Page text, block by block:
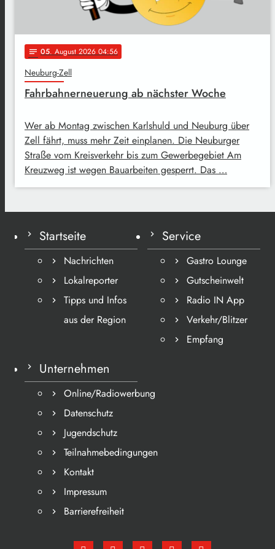
notes 05. August 2026 04:56
Neuburg-Zell
Fahrbahnerneuerung ab nächster Woche
Wer ab Montag zwischen Karlshuld und Neuburg über
Zell fährt, muss mehr Zeit einplanen. Die Neuburger
Straße vom Kreisverkehr bis zum Gewerbegebiet Am
Kreuzweg ist wegen Bauarbeiten gesperrt. Das …
Startseite
Nachrichten
Lokalreporter
Tipps und Infos
aus der Region
Service
Gastro Lounge
Gutscheinwelt
Radio IN App
Verkehr/Blitzer
Empfang
Unternehmen
Online/Radiowerbung
Datenschutz
Jugendschutz
Teilnahmebedingungen
Kontakt
Impressum
Barrierefreiheit